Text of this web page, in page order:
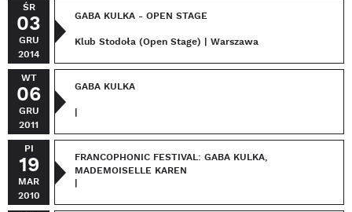
ŚR
03
GRU
2014
GABA KULKA - OPEN STAGE
Klub Stodoła (Open Stage) | Warszawa
WT
06
GRU
2011
GABA KULKA
PI
19
MAR
2010
FRANCOPHONIC FESTIVAL: GABA KULKA,
MADEMOISELLE KAREN